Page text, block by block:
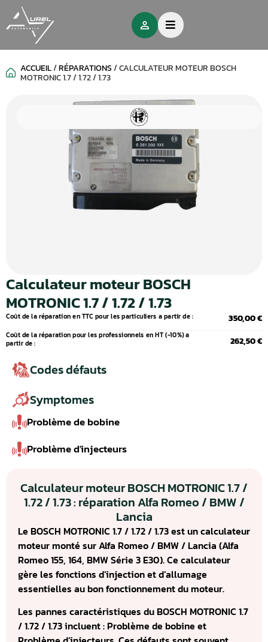
ACCUEIL/RÉPARATIONS/CALCULATEUR MOTEUR BOSCH
MOTRONIC 1.7 / 1.72 / 1.73
Calculateur moteur BOSCH
MOTRONIC 1.7 / 1.72 / 1.73
Coût de la réparation en TTC pour les particuliers a partir de : 350,00 €
Coût de la réparation pour les professionnels en HT (-10%) a
partir de :
262,50 €
Codes défauts
Symptomes
Problème de bobine
Problème d'injecteurs
Calculateur moteur BOSCH MOTRONIC 1.7 /
1.72 / 1.73 : réparation Alfa Romeo / BMW /
Lancia
Le BOSCH MOTRONIC 1.7 / 1.72 / 1.73 est un calculateur
moteur monté sur Alfa Romeo / BMW / Lancia (Alfa
Romeo 155, 164, BMW Série 3 E30). Ce calculateur
gère les fonctions d’injection et d’allumage
essentielles au bon fonctionnement du moteur.
Les pannes caractéristiques du BOSCH MOTRONIC 1.7
/ 1.72 / 1.73 incluent : Problème de bobine et